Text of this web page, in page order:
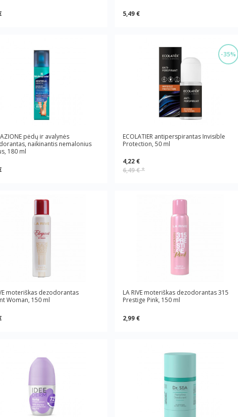
5,49 €
pėdų ir avalynės
naikinantis nemalonius
180 ml
-35%
ECOLATIER antiperspirantas Invisible
Protection, 50 ml
4,22 €
6,49 €*
moteriškas dezodorantas
Woman, 150 ml
LA RIVE moteriškas dezodorantas 315
Prestige Pink, 150 ml
2,99 €